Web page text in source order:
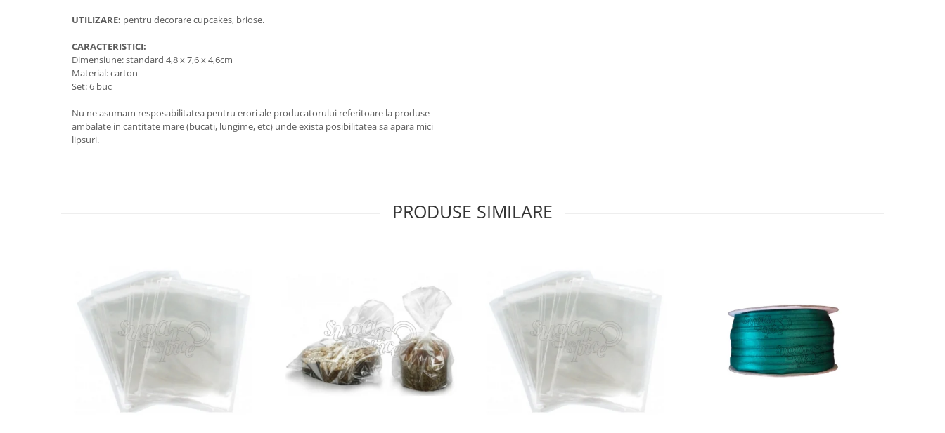
PETRECERI & EVENIMENTE
Cutii marturii
Toppere prajituri
DETERGENTI & CURATENIE
UTILIZARE: pentru decorare cupcakes, briose.
CARACTERISTICI:
Dimensiune: standard 4,8 x 7,6 x 4,6cm
Material: carton
Set: 6 buc
Nu ne asumam resposabilitatea pentru erori ale producatorului referitoare la produse
ambalate in cantitate mare (bucati, lungime, etc) unde exista posibilitatea sa apara mici
lipsuri.
PRODUSE SIMILARE